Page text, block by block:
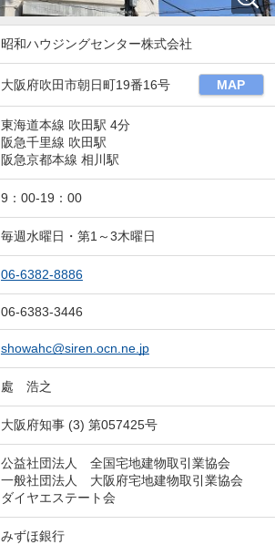
昭和ハウジングセンター株式会社
大阪府吹田市朝日町19番16号 MAP
東海道本線 吹田駅 4分
阪急千里線 吹田駅
阪急京都本線 相川駅
9：00-19：00
毎週水曜日・第1～3木曜日
06-6382-8886
06-6383-3446
showahc@siren.ocn.ne.jp
處 浩之
大阪府知事 (3) 第057425号
公益社団法人 全国宅地建物取引業協会
一般社団法人 大阪府宅地建物取引業協会
ダイヤエステート会
みずほ銀行